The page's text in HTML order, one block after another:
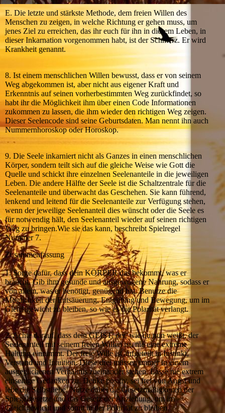
E. Die letzte und stärkste Methode, dem freien Willen des
Menschen zu zeigen, in welche Richtung er gehen muss, um
jenes Ziel zu erreichen, das ihr euch für ihn in diesem Leben, in
dieser Inkarnation vorgenommen habt, ist der Schmerz. Er wird
Krankheit genannt.
8. Ist einem menschlichen Willen bewusst, dass er von seinem
Weg abgekommen ist, aber nicht aus eigener Kraft und
Erkenntnis auf seinen vorherbestimmten Weg zurückfindet, so
habt ihr die Möglichkeit ihm über einen Code Informationen
zukommen zu lassen, die ihm wieder den richtigen Weg zeigen.
Dieser Seelencode sind seine Geburtsdaten. Man nennt ihn auch
Nummernhoroskop oder Horoskop.
9. Die Seele inkarniert nicht als Ganzes in einen menschlichen
Körper, sondern teilt sich auf die gleiche Weise wie Gott die
Quelle und schickt ihre einzelnen Seelenanteile in die jeweiligen
Leben. Die andere Hälfte der Seele ist die Schaltzentrale für die
Seelenanteile und überwacht das Geschehen. Sie kann führend,
lenkend und leitend für die Seelenanteile zur Verfügung stehen,
wenn der jeweilige Seelenanteil dies wünscht oder die Seele es
für notwendig hält, den Seelenanteil wieder auf seinen richtigen
Weg zu bringen.Wie sie das kann, beschreibt Spielregel
Nummer 7.
Zusammenfassung
1. Sorge dafür, dass dein KÖRPER das bekommt, was er
braucht. Gib ihm gesunde und ausgewogene Nahrung, sodass er
von allem, was er benötigt, genügend hat. Benutze die
Möglichkeit der Entsäuerung, Entgiftung und Bewegung, um im
Gleichgewicht zu bleiben, so wie es die Polarität verlangt.
2. Achte darauf, dass dein GEIST, der, wie du nun weißt, der
Seelenanteil mit seinem freien Willen ist, nie eine extreme
Haltung einnimmt. Der freie Wille ist aufgeteilt in Instinkt,
Verstand und Intuition. Diese drei müssen immer in einem
ausgeglichenen Verhältnis zueinander stehen. Lasse nie extrem
einseitige Gedanken zu. Denke positiv, sei frei von Angst und
lebe die Selbstliebe. Nutze dabei die Gesetzmäßigkeiten der
Spiegelgesetze und das Gesetz der Anziehung, um im
Gleichgewicht und somit in der Polarität zu bleiben.